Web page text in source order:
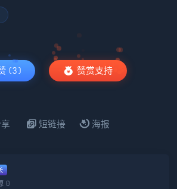
(3) 赞赏支持
短链接 海报
0